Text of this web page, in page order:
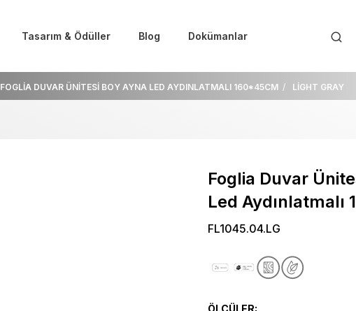
Tasarım & Ödüller Blog Dokümanlar
FOGLİA DUVAR ÜNİTESİ BOY AYNA LED AYDINLATMALI 160*45CM LİGHT GRAY
Foglia Duvar
Led Aydınlatmalı
FL1045.04.LG
ÖLÇÜLER: